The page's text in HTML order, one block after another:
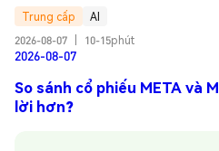
Trung cấp
AI
2026-08-07
10-15phút
2026-08-07
So sánh cổ phiếu META và
lời hơn?